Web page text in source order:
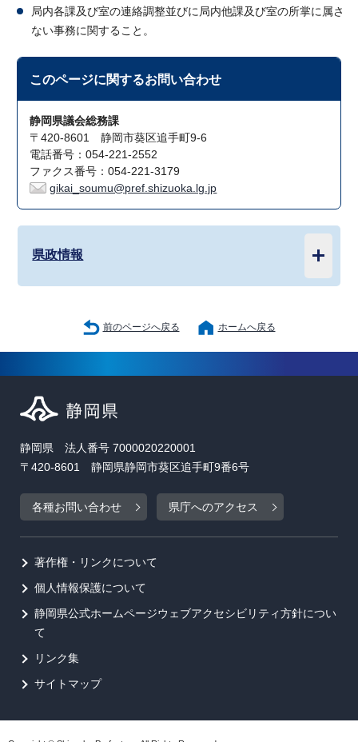
局内各課及び室の連絡調整並びに局内他課及び室の所掌に属さ
ない事務に関すること。
このページに関するお問い合わせ
静岡県議会総務課
〒420-8601 静岡市葵区追手町9-6
電話番号：054-221-2552
ファクス番号：054-221-3179
gikai_soumu@pref.shizuoka.lg.jp
県政情報
前のページへ戻る ホームへ戻る
静岡県 法人番号 7000020220001
〒420-8601 静岡県静岡市葵区追手町9番6号
各種お問い合わせ 県庁へのアクセス
著作権・リンクについて
個人情報保護について
静岡県公式ホームページウェブアクセシビリティ方針につい
て
リンク集
サイトマップ